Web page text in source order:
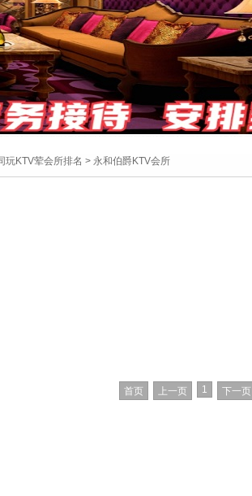
首页 上一页 1 下一页
玩KTV荤会所排名 > 永和伯爵KTV会所